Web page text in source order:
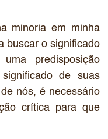
minoria em minha
buscar o significado
predisposição
de suas
nós, é necessário
crítica para que